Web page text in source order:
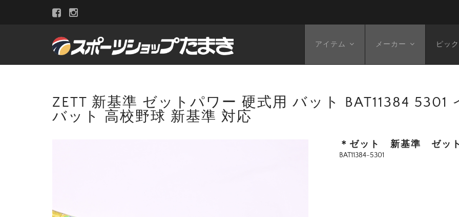
アイテム メーカー ピッ
ZETT 新基準 ゼットパワー 硬式用 バット BAT11384
バット 高校野球 新基準 対応
＊ゼット 新基準 ゼッ
BAT11384-5301